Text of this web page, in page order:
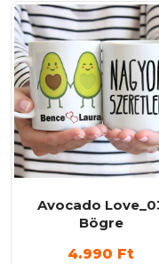
Avocado
Bögre
4.990 Ft